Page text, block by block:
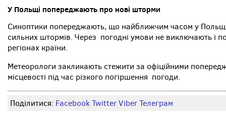
У Польщі попереджають про нові шторми
Синоптики попереджають, що найближчим часом у
сильних штормів. Через погодні умови не виключають і
регіонах країни.
Метеорологи закликають стежити за офіційними
місцевості під час різкого погіршення погоди.
Поділитися: FacebookTwitterViberТелеграм